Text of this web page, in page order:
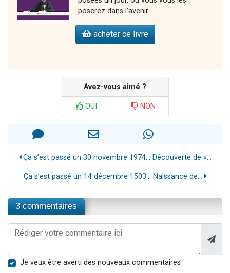
poserez dans l’avenir…
acheter ce livre
Avez-vous aimé ?
OUI NON
Ça s’est passé un 30 novembre 1974… Découverte de «...
Ça s’est passé un 14 décembre 1503… Naissance de...
3 commentaires
Je veux être averti des nouveaux commentaires